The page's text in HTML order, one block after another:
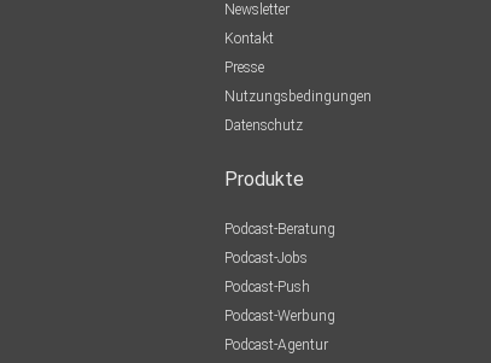
Newsletter
Kontakt
Presse
Nutzungsbedingungen
Datenschutz
Produkte
Podcast-Beratung
Podcast-Jobs
Podcast-Push
Podcast-Werbung
Podcast-Agentur